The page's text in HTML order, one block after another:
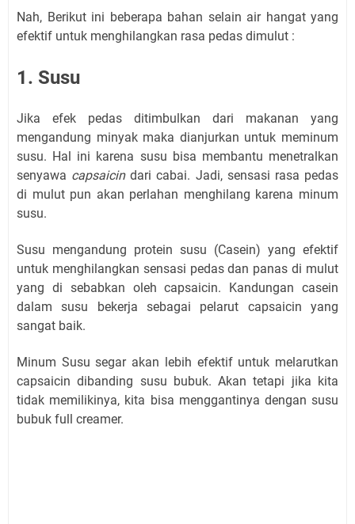
Nah, Berikut ini beberapa bahan selain air hangat yang
efektif untuk menghilangkan rasa pedas dimulut :
1. Susu
Jika efek pedas ditimbulkan dari makanan yang
mengandung minyak maka dianjurkan untuk meminum
susu. Hal ini karena susu bisa membantu menetralkan
senyawa capsaicindari cabai. Jadi, sensasi rasa pedas
di mulut pun akan perlahan menghilang karena minum
susu.
Susu mengandung protein susu (Casein) yang efektif
untuk menghilangkan sensasi pedas dan panas di mulut
yang di sebabkan oleh capsaicin. Kandungan casein
dalam susu bekerja sebagai pelarut capsaicin yang
sangat baik.
Minum Susu segar akan lebih efektif untuk melarutkan
capsaicin dibanding susu bubuk. Akan tetapi jika kita
tidak memilikinya, kita bisa menggantinya dengan susu
bubuk full creamer.